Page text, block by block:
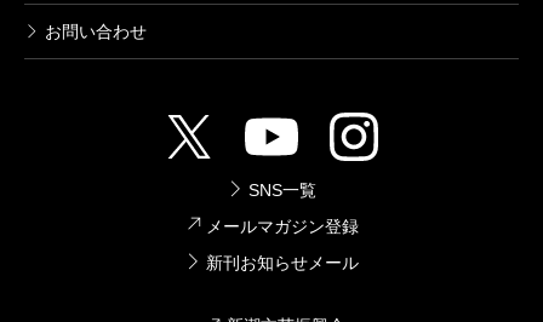
お問い合わせ
SNS一覧
メールマガジン登録
新刊お知らせメール